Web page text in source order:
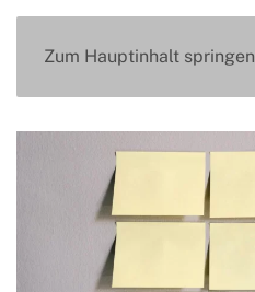
Zum Hauptinhalt springen